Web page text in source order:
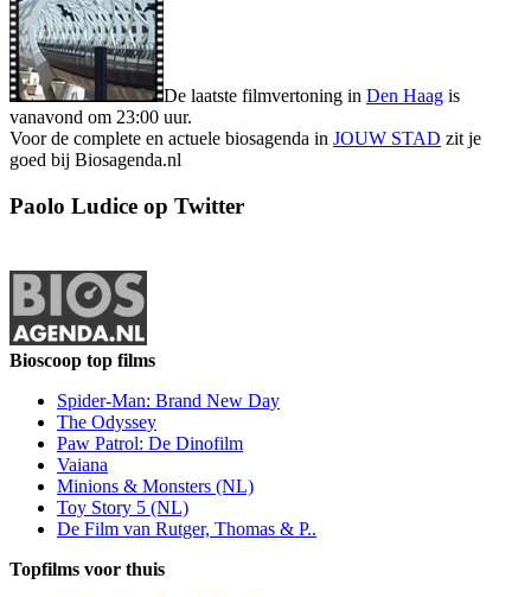
De laatste filmvertoning in Den Haag is
vanavond om 23:00 uur.
Voor de complete en actuele biosagenda in JOUW STAD zit je
goed bij Biosagenda.nl
Paolo Ludice op Twitter
Bioscoop top films
Spider-Man: Brand New Day
The Odyssey
Paw Patrol: De Dinofilm
Vaiana
Minions & Monsters (NL)
Toy Story 5 (NL)
De Film van Rutger, Thomas & P..
Topfilms voor thuis